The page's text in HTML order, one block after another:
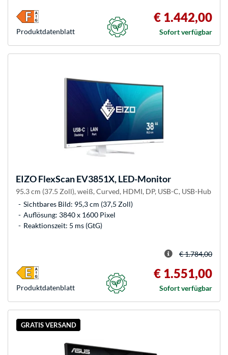
€ 1.442,00
Sofort verfügbar
Produkt­datenblatt
EIZOFlexScan EV3851X, LED-Monitor
95.3 cm (37.5 Zoll), weiß, Curved, HDMI, DP, USB-C, USB-Hub
Sichtbares Bild: 95,3 cm (37,5 Zoll)
Auflösung: 3840 x 1600 Pixel
Reaktionszeit: 5 ms (GtG)
€ 1.784,00
€ 1.551,00
Sofort verfügbar
Produkt­datenblatt
GRATIS VERSAND